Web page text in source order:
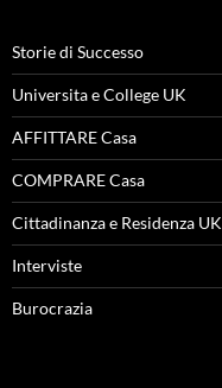
Storie di Successo
Universita e College UK
AFFITTARE Casa
COMPRARE Casa
Cittadinanza e Residenza UK
Interviste
Burocrazia